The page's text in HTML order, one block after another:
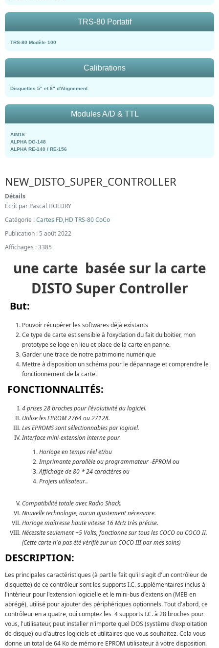
TRS-80 Portatif
TRS-80 Modèle 100
Calibrations
Disquettes 5" et 8" d'Alignement
Modules A/D & TTL
AIM16
ALPHA DG-148
ALPHA RE-140 / RE-156
NEW_DISTO_SUPER_CONTROLLER
Détails
Écrit par Pascal HOLDRY
Catégorie :Cartes FD,HD TRS-80 CoCo
Publication : 5 août 2022
Affichages : 3385
une carte basée sur la carte
DISTO Super Controller
But:
Pouvoir récupérer les softwares déjà existants
Ce type de carte est sensible à l'oxydation du fait du boitier, mon
prototype se loge en lieu et place de la carte en panne.
Garder une trace de notre patrimoine numérique
Mettre à disposition un schéma pour le dépannage et comprendre le
fonctionnement de la carte.
FONCTIONNALITÉS:
4 prises 28 broches pour l'évolutivité du logiciel.
Utilise les EPROM 2764 ou 27128.
Les EPROMS sont sélectionnables par logiciel.
Interface mini-extension interne pour
Horloge en temps réel et/ou
Imprimante parallèle ou programmateur -EPROM ou
Affichage de 80 * 24 caractères ou
Projets utilisateur..
Compatibilité totale avec Radio Shack.
Nouvelle technologie, aucun ajustement nécessaire.
Horloge maîtresse haute vitesse 16 MHz très précise.
Nécessite seulement +5 Volts, fonctionne sur tous les COCO ou COCO II.
(Cette carte n'a pas été vérifié sur un COCO III par mes soins)
DESCRIPTION:
Les principales caractéristiques (à part le fait qu'il s'agit d'un contrôleur de
disquette) de ce contrôleur sont les supports I.C. supplémentaires inclus à
l'intérieur pour l'extension logicielle et le mini-bus d'extension (MEB en
abrégé), utilisé pour ajouter des périphériques optionnels. Tout d'abord, ce
contrôleur en a quatre, oui comptez les 4 supports I.C. à 28 broches pour
vous, l'utilisateur, peut installer n'importe quel DOS (système d'exploitation
de disque) ou d'autres logiciels et utilitaires que vous souhaitez. Cela vous
donne un total de 64 Ko de mémoire EPROM utilisateur à votre disposition.